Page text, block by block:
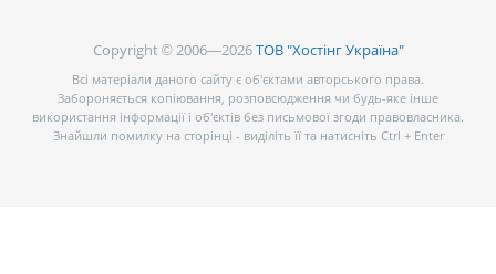
Copyright © 2006—2026ТОВ "Хостінг Україна"
Всі матеріали даного сайту є об’єктами авторського права.
Забороняється копіювання, розповсюдження чи будь-яке інше
використання інформації і об’єктів без письмової згоди правовласника.
Знайшли помилку на сторінці - виділіть її та натисніть Ctrl + Enter